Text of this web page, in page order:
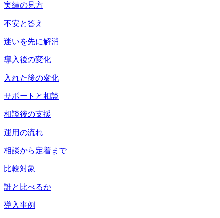
実績の見方
不安と答え
迷いを先に解消
導入後の変化
入れた後の変化
サポートと相談
相談後の支援
運用の流れ
相談から定着まで
比較対象
誰と比べるか
導入事例